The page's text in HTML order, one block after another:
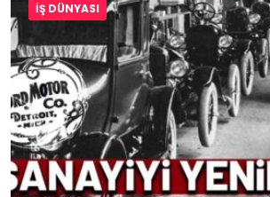
İŞ DÜNYASI